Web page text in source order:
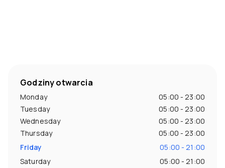
Godziny otwarcia
Monday
05:00 - 23:00
Tuesday
05:00 - 23:00
Wednesday
05:00 - 23:00
Thursday
05:00 - 23:00
Friday
05:00 - 21:00
Saturday
05:00 - 21:00